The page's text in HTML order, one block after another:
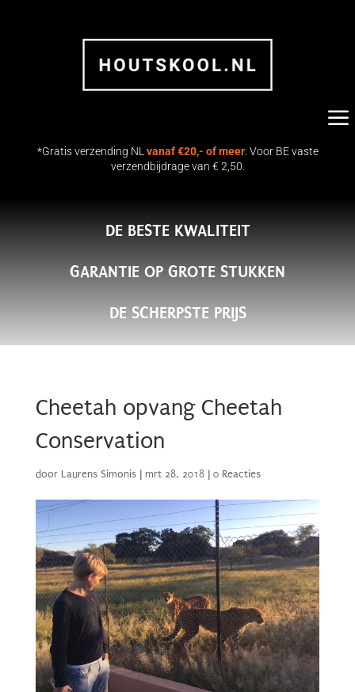
a
*Gratis verzending NLvanaf €20,- of meer. Voor BE vaste
verzendbijdrage van € 2,50.
DE BESTE KWALITEIT
GARANTIE OP GROTE STUKKEN
DE SCHERPSTE PRIJS
Cheetah opvang Cheetah
Conservation
door Laurens Simonis| mrt 28, 2018| 0 Reacties
17 KG Namibiaans Hardhout
Houtskool | Flames & Flavour
€36.50